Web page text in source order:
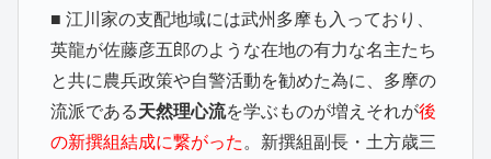
■ 江川家の支配地域には武州多摩も入っており、
英龍が佐藤彦五郎のような在地の有力な名主たち
と共に農兵政策や自警活動を勧めた為に、多摩の
流派である天然理心流を学ぶものが増えそれが後
の新撰組結成に繋がった。新撰組副長・土方歳三